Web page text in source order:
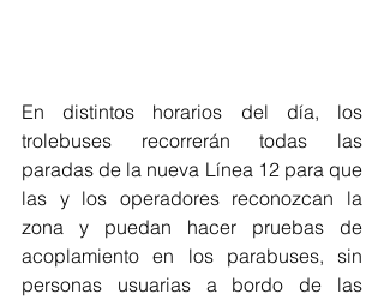
En distintos horarios del día, los
trolebuses recorrerán todas las
paradas de la nueva Línea 12 para que
las y los operadores reconozcan la
zona y puedan hacer pruebas de
acoplamiento en los parabuses, sin
personas usuarias a bordo de las